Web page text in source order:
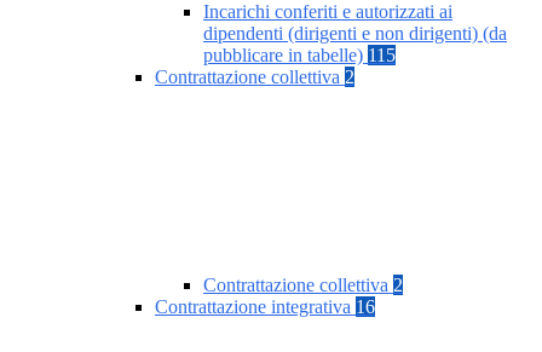
Incarichi conferiti e autorizzati ai
dipendenti (dirigenti e non dirigenti) (da
pubblicare in tabelle) 115
Contrattazione collettiva 2
Contrattazione collettiva 2
Contrattazione integrativa 16